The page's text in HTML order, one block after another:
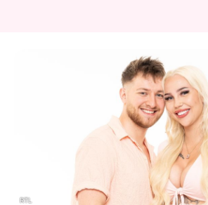
RTL